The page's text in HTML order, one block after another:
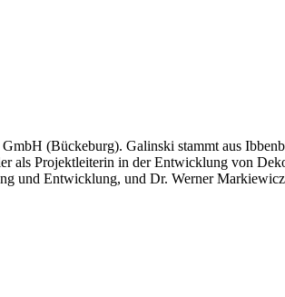
(Bückeburg). Galinski stammt aus
als Projektleiterin in der Entwicklung von
und Entwicklung, und Dr. Werner